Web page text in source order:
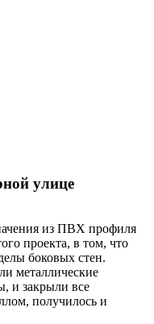
улице
из ПВХ профиля
проекта, в том, что
боковых стен.
металлические
и закрыли все
получилось и